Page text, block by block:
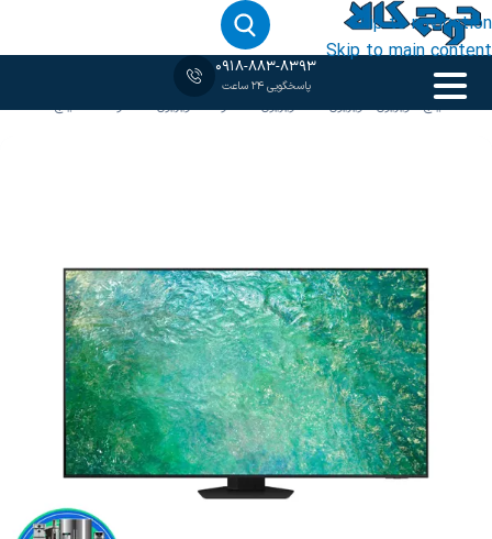
Skip to navigation
Skip to main content
0918-883-8393
پاسخگویی 24 ساعت
خانه‹55 اینچ /تلویزیون/تلویزیون 4K /تلویزیون سامسونگ/تلویزیون سامسونگ 55 اینچ